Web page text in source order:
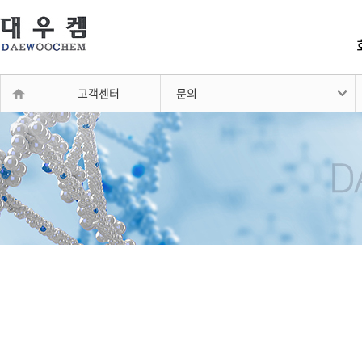
고객센터 문의